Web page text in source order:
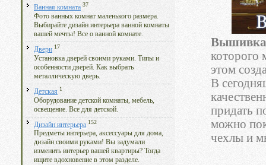
Ванная комната 37
Фото ванных комнат маленького размера.
Выбирайте дизайн интерьера ванной комнаты
вашей мечты! Все о ванной комнате.
Двери 17
Установка дверей своими руками. Типы и
особенности дверей. Как выбрать
металлическую дверь.
Детская 1
Оборудование детской комнаты, мебель,
освещение. Все для детской.
Дизайн интерьера 152
Предметы интерьера, аксессуары для дома,
дизайн своими руками! Вы задумали
изменить интерьер вашей квартиры? Тогда
ищите вдохновение в этом разделе.
Вышивка
которого
этом
В
придать
можно
чехлы и